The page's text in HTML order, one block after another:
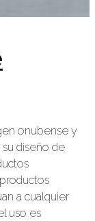
onubense y
diseño de
a cualquier
uso es